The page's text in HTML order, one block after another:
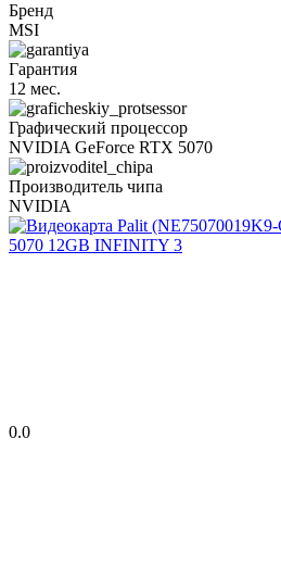
Бренд
MSI
Гарантия
12 мес.
Графический процессор
NVIDIA GeForce RTX 5070
Производитель чипа
NVIDIA
0.0